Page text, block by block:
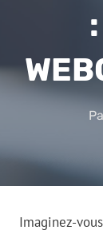
Imaginez-